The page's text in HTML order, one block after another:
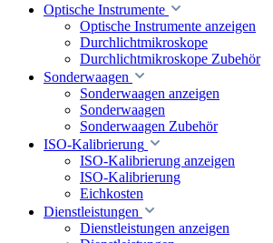
Optische Instrumente
Optische Instrumente anzeigen
Durchlichtmikroskope
Durchlichtmikroskope Zubehör
Sonderwaagen
Sonderwaagen anzeigen
Sonderwaagen
Sonderwaagen Zubehör
ISO-Kalibrierung
ISO-Kalibrierung anzeigen
ISO-Kalibrierung
Eichkosten
Dienstleistungen
Dienstleistungen anzeigen